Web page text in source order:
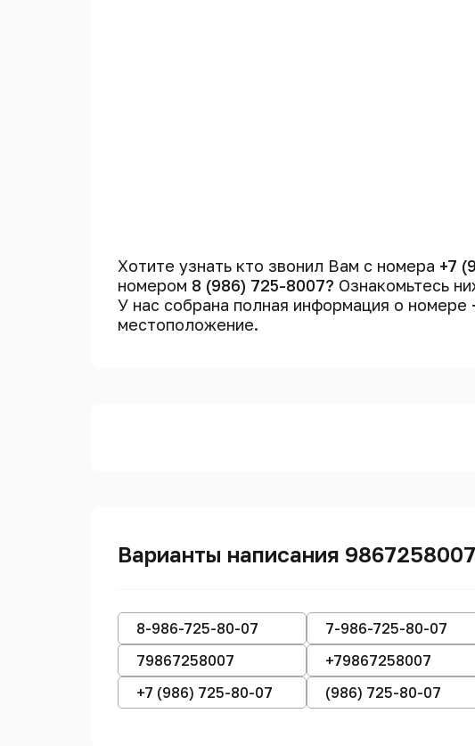
Хотите узнать кто звонил Вам с номера +7
номером 8 (986) 725-8007? Ознакомьтесь
У нас собрана полная информация о номере
местоположение.
Варианты написания 9867258007
8-986-725-80-07 7-986-725-80-07
79867258007
+79867258007
+7 (986) 725-80-07
(986) 725-80-07